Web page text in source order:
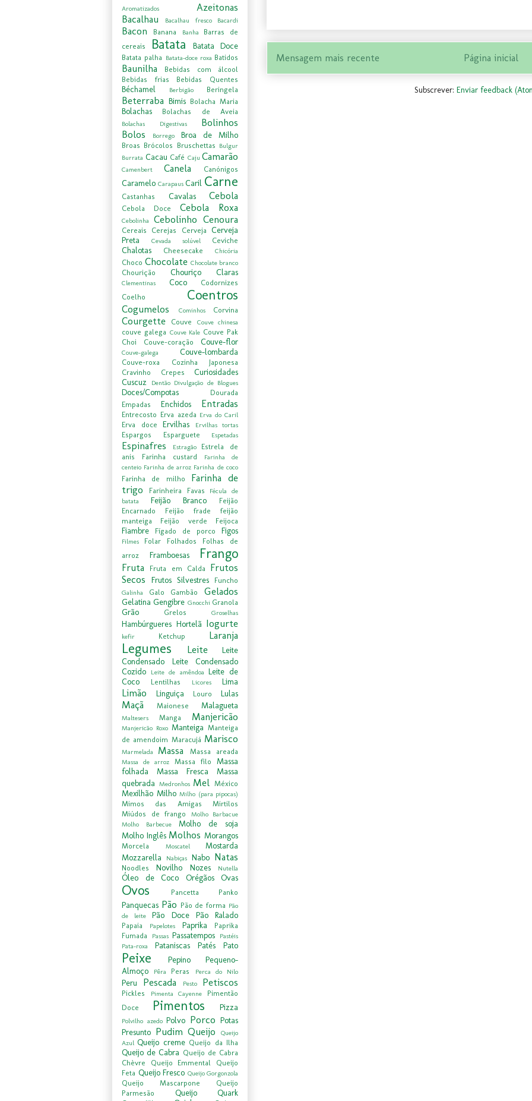
Mensagem mais recente Página inicial
Subscrever: Enviar feedback
Aromatizados
Azeitonas
Bacalhau
Bacalhau fresco Bacardi
Bacon Banana Banha
Barras de
cereais
Batata Batata Doce
Batata palha Batata-doce roxa Batidos
Baunilha
Bebidas com álcool
Bebidas frias
Bebidas Quentes
Béchamel Berbigão Beringela
Beterraba Bimis Bolacha Maria
Bolachas Bolachas de Aveia
Bolachas Digestivas
Bolinhos
Bolos
Borrego Broa de Milho
Broas Brócolos Bruschettas Bulgur
Burrata Cacau Café Caju Camarão
Camenbert Canela Canónigos
Caramelo Carapaus Caril Carne
Castanhas Cavalas Cebola
Cebola Doce Cebola Roxa
Cebolinha Cebolinho Cenoura
Cereais Cerejas Cerveja
Cerveja
Preta
Cevada solúvel Ceviche
Chalotas Cheesecake Chicória
Choco Chocolate Chocolate branco
Chourição Chouriço Claras
Clementinas Coco
Codornizes
Coelho
Coentros
Cogumelos Cominhos Corvina
Courgette Couve Couve chinesa
couve galega Couve Kale Couve Pak
Choi
Couve-coração Couve-flor
Couve-galega Couve-lombarda
Couve-roxa
Cozinha Japonesa
Cravinho
Crepes
Curiosidades
Cuscuz
Dentão Divulgação de Blogues
Doces/Compotas
Dourada
Empadas
Enchidos Entradas
Entrecosto Erva azeda Erva do Caril
Erva doce Ervilhas Ervilhas tortas
Espargos Esparguete Espetadas
Espinafres Estragão
Estrela de
anis
Farinha custard
Farinha de
centeio Farinha de arroz Farinha de coco
Farinha de milho
Farinha de
trigo
Farinheira Favas
Fécula de
batata
Feijão Branco
Feijão
Encarnado
Feijão frade
feijão
manteiga
Feijão verde Feijoca
Fiambre Fígado de porco Figos
Filmes Folar Folhados
Folhas de
arroz
Framboesas Frango
Fruta Fruta em Calda
Frutos
Secos
Frutos Silvestres Funcho
Galinha Galo Gambão Gelados
Gelatina Gengibre Gnocchi Granola
Grão Grelos Groselhas
Hambúrgueres Hortelã Iogurte
kefir Ketchup Laranja
Legumes Leite
Leite
Condensado
Leite Condensado
Cozido
Leite de amêndoa Leite de
Coco
Lentilhas Licores Lima
Limão Linguiça Louro Lulas
Maçã Maionese Malagueta
Maltesers Manga Manjericão
Manjericão Roxo Manteiga Manteiga
de amendoim Maracujá Marisco
Marmelada Massa Massa areada
Massa de arroz Massa filo
Massa
folhada
Massa Fresca
Massa
quebrada Medronhos Mel México
Mexilhão Milho Milho (para pipocas)
Mimos das Amigas
Mirtilos
Miúdos de frango
Molho Barbacue
Molho Barbecue
Molho de soja
Molho Inglês Molhos Morangos
Morcela Moscatel
Mostarda
Mozzarella
Nabiças Nabo Natas
Noodles Novilho Nozes Nutella
Óleo de Coco Orégãos Ovas
Ovos Pancetta Panko
Panquecas Pão Pão de forma Pão
de leite
Pão Doce Pão Ralado
Papaia Papelotes Paprika
Paprika
Fumada
Passas Passatempos
Pastéis
Pata-roxa
Pataniscas Patés Pato
Peixe Pepino
Pequeno-
Almoço
Pêra Peras Perca do Nilo
Peru Pescada Pesto Petiscos
Pickles Pimenta Cayenne
Pimentão
Doce
Pimentos Pizza
Polvilho azedo Polvo Porco Potas
Presunto Pudim Queijo
Queijo
Azul Queijo creme Queijo da Ilha
Queijo de Cabra Queijo de Cabra
Chèvre
Queijo Emmental
Queijo
Feta Queijo Fresco Queijo Gorgonzola
Queijo Mascarpone
Queijo
Parmesão
Queijo Quark